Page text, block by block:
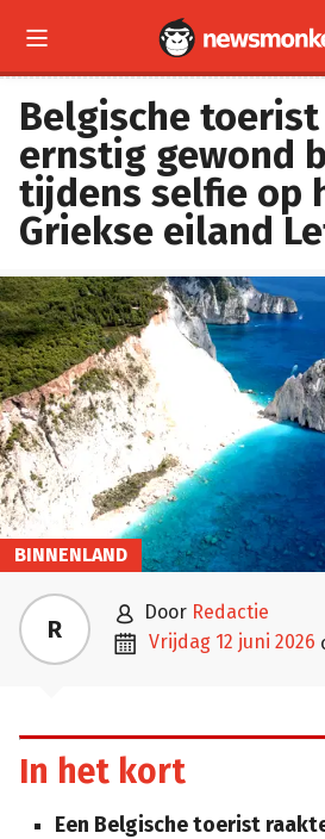

Belgische
ernstig gewond
tijdens selfie op
Griekse eiland
BINNENLAND
R  door Redactie
 vrijdag 12 juni 2026
In het kort
Een Belgische toerist